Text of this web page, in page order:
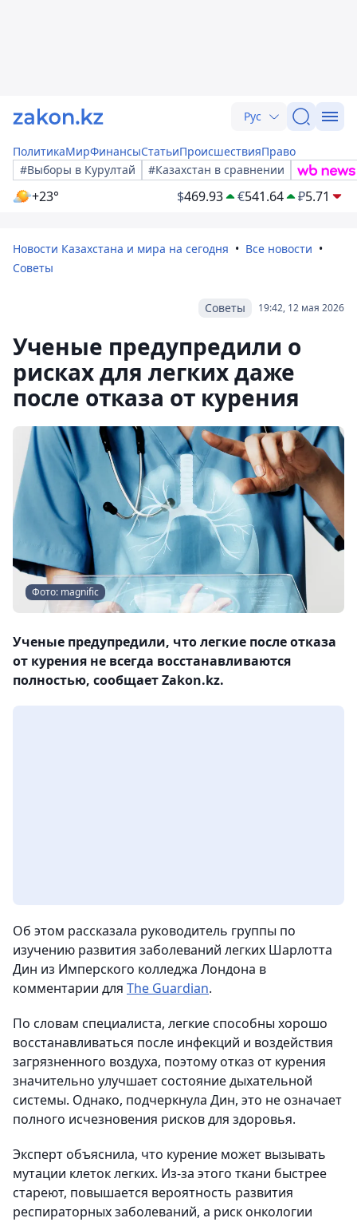
Рус
ПолитикаМирФинансыСтатьиПроисшествияПраво
#Выборы в Курултай
#Казахстан в сравнении
+23° $469.93 €541.64 ₽5.71
Новости Казахстана и мира на сегодня
Все новости
Советы
19:42, 12 мая 2026
Советы
Ученые предупредили о
рисках для легких даже
после отказа от курения
Фото: magnific
Ученые предупредили, что легкие после отказа
от курения не всегда восстанавливаются
полностью, сообщает Zakon.kz.
Об этом рассказала руководитель группы по
изучению развития заболеваний легких Шарлотта
Дин из Имперского колледжа Лондона в
комментарии для The Guardian.
По словам специалиста, легкие способны хорошо
восстанавливаться после инфекций и воздействия
загрязненного воздуха, поэтому отказ от курения
значительно улучшает состояние дыхательной
системы. Однако, подчеркнула Дин, это не означает
полного исчезновения рисков для здоровья.
Эксперт объяснила, что курение может вызывать
мутации клеток легких. Из-за этого ткани быстрее
стареют, повышается вероятность развития
респираторных заболеваний, а риск онкологии